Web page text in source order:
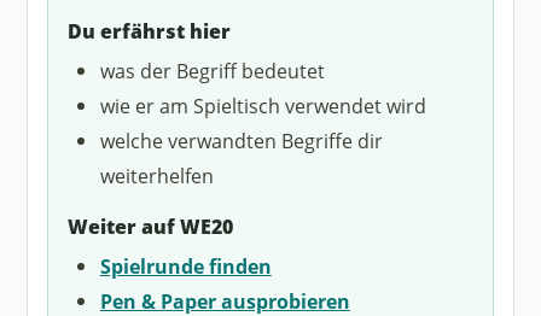
Du erfährst hier
was der Begriff bedeutet
wie er am Spieltisch verwendet wird
welche verwandten Begriffe dir
weiterhelfen
Weiter auf WE20
Spielrunde finden
Pen & Paper ausprobieren